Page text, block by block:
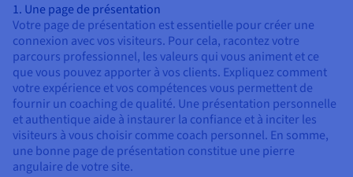
1. Une page de présentation
Votre page de présentation est essentielle pour créer une
connexion avec vos visiteurs. Pour cela, racontez votre
parcours professionnel, les valeurs qui vous animent et ce
que vous pouvez apporter à vos clients. Expliquez comment
votre expérience et vos compétences vous permettent de
fournir un coaching de qualité. Une présentation personnelle
et authentique aide à instaurer la confiance et à inciter les
visiteurs à vous choisir comme coach personnel. En somme,
une bonne page de présentation constitue une pierre
angulaire de votre site.